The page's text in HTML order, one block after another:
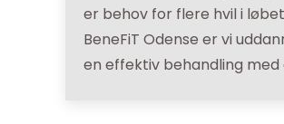
er behov for flere hvil i
BeneFiT Odense er vi
en effektiv behandling med